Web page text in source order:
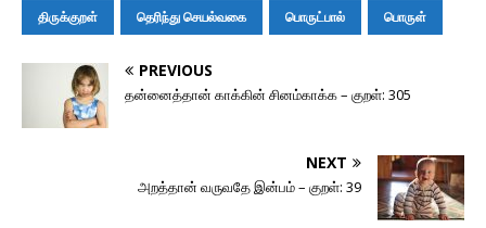
திருக்குறள் தெரிந்து செயல்வகை பொருட்பால் பொருள்
PREVIOUS
தன்னைத்தான் காக்கின் சினம்காக்க – குறள்: 305
NEXT
அறத்தான் வருவதே இன்பம் – குறள்: 39